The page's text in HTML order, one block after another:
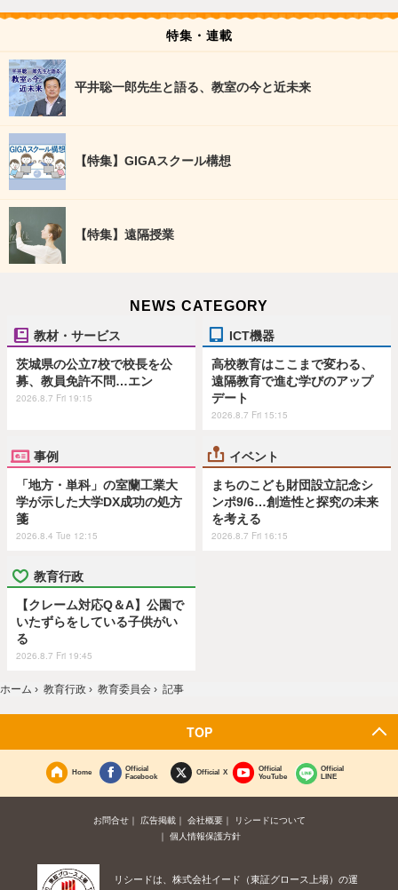
特集・連載
平井聡一郎先生と語る、教室の今と近未来
【特集】GIGAスクール構想
【特集】遠隔授業
NEWS CATEGORY
教材・サービス
茨城県の公立7校で校長を公
募、教員免許不問…エン
2026.8.7 Fri 19:15
ICT機器
高校教育はここまで変わる、
遠隔教育で進む学びのアップ
デート
2026.8.7 Fri 15:15
事例
「地方・単科」の室蘭工業大
学が示した大学DX成功の処方
箋
2026.8.4 Tue 12:15
イベント
まちのこども財団設立記念シ
ンポ9/6…創造性と探究の未来
を考える
2026.8.7 Fri 16:15
教育行政
【クレーム対応Q＆A】公園で
いたずらをしている子供がい
る
2026.8.7 Fri 19:45
ホーム › 教育行政 › 教育委員会 › 記事
TOP
Home
Official
Facebook
Official X
Official
YouTube
Official
LINE
お問合せ 広告掲載 会社概要
リシードについて
個人情報保護方針
リシードは、株式会社イード（東証グロース上場）の運